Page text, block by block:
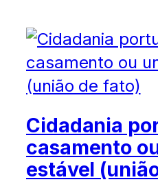
Cidadania
casamento
estável